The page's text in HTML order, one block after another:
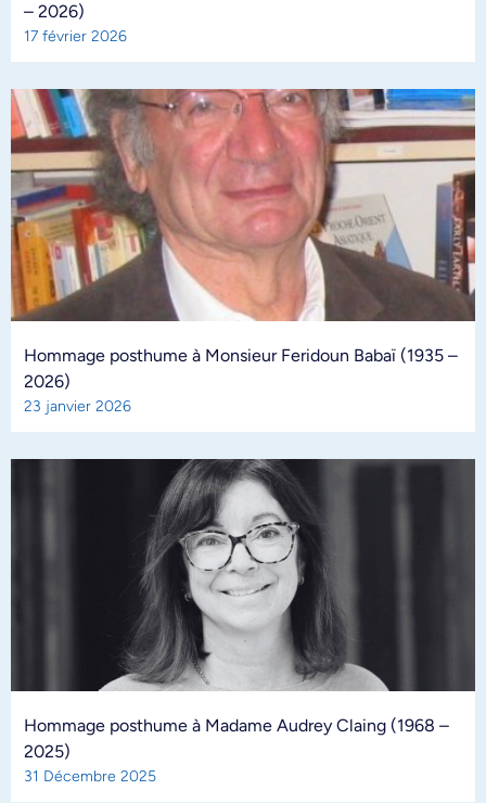
– 2026)
17 février 2026
Hommage posthume à Monsieur Feridoun Babaï (1935 –
2026)
23 janvier 2026
Hommage posthume à Madame Audrey Claing (1968 –
2025)
31 Décembre 2025